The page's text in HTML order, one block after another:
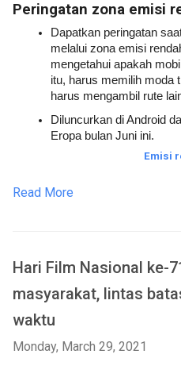
Peringatan zona emisi
Dapatkan peringatan
melalui zona emisi
mengetahui apakah
itu, harus memilih moda
harus mengambil rute
Diluncurkan di Android
Eropa bulan Juni ini.
Emisi
Read More
Hari Film Nasional ke-
masyarakat, lintas
waktu
Monday, March 29, 2021